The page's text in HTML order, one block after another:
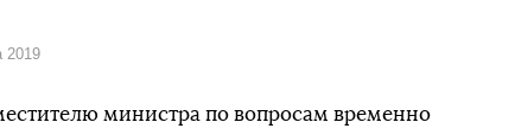
2019
министра по вопросам временно